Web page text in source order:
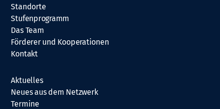
Standorte
Stufenprogramm
Das Team
Förderer und Kooperationen
Kontakt
Aktuelles
Neues aus dem Netzwerk
Termine